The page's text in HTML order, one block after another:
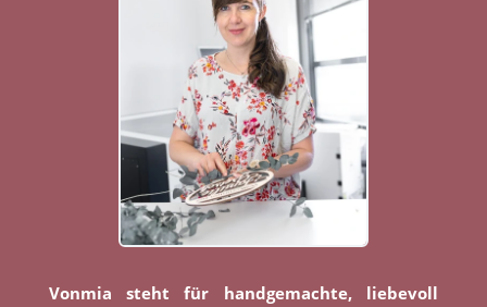
Vonmia steht für handgemachte, liebevoll